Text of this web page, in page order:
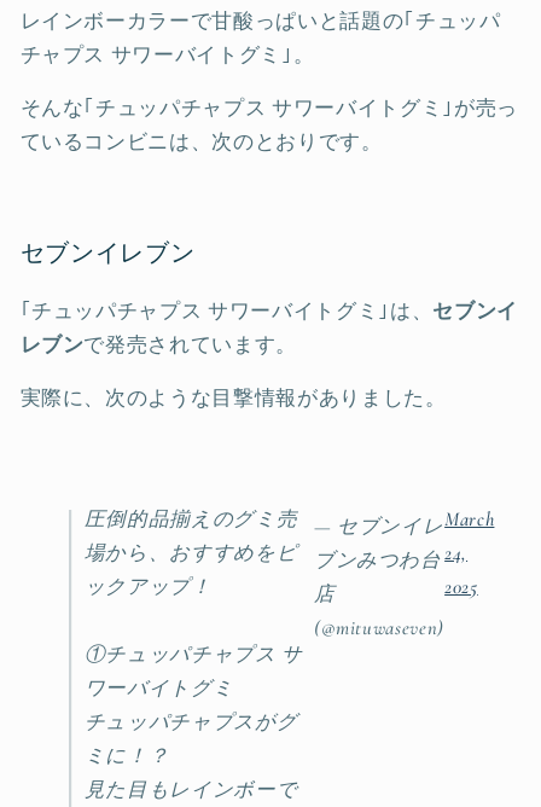
レインボーカラーで甘酸っぱいと話題の｢チュッパ
チャプス サワーバイトグミ｣。
そんな｢チュッパチャプス サワーバイトグミ｣が売っ
ているコンビニは、次のとおりです。
セブンイレブン
｢チュッパチャプス サワーバイトグミ｣は、 セブンイ
レブンで発売されています。
実際に、次のような目撃情報がありました。
圧倒的品揃えのグミ売
場から、おすすめをピ
ックアップ！
①チュッパチャプス サ
ワーバイトグミ
チュッパチャプスがグ
ミに！？
見た目もレインボーで
— セブンイレ
ブンみつわ台
店
(@mituwaseven)
March
24,
2025